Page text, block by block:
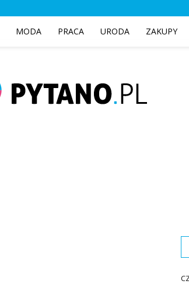
MODA PRACA URODA ZAKUPY